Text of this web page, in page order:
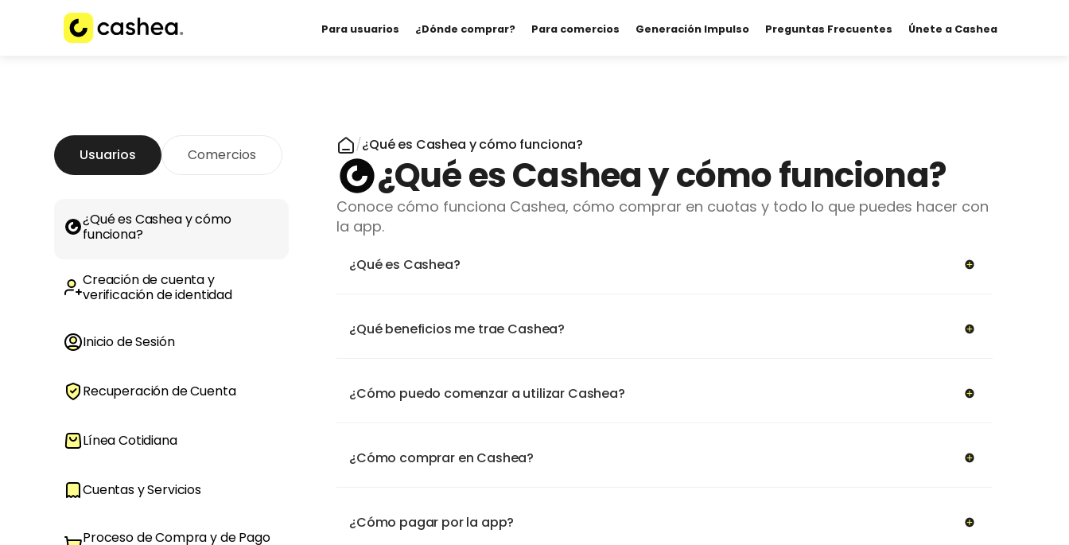
Para usuarios ¿Dónde comprar? Para comercios Generación Impulso Preguntas Frecuentes Únete a Cashea
Usuarios Comercios
¿Qué es Cashea y cómo
funciona?
Creación de cuenta y
verificación de identidad
Inicio de Sesión
Recuperación de Cuenta
Línea Cotidiana
Cuentas y Servicios
Proceso de Compra y de Pago
/¿Qué es Cashea y cómo funciona?
¿Qué es Cashea y cómo funciona?
Conoce cómo funciona Cashea, cómo comprar en cuotas y todo lo que puedes hacer con
la app.
¿Qué es Cashea?
¿Qué beneficios me trae Cashea?
¿Cómo puedo comenzar a utilizar Cashea?
¿Cómo comprar en Cashea?
¿Cómo pagar por la app?